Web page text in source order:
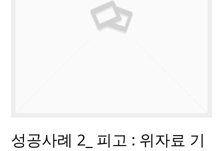
성공사례 2_ 피고 : 위자료 기